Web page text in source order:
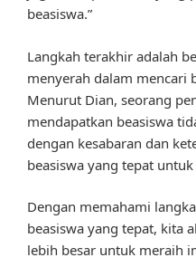
beasiswa.”
Langkah terakhir adalah
menyerah dalam mencari
Menurut Dian, seorang
mendapatkan beasiswa
dengan kesabaran dan
beasiswa yang tepat untuk
Dengan memahami
beasiswa yang tepat, kita
lebih besar untuk meraih